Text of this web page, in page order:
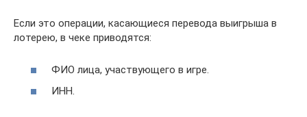
Если это операции, касающиеся перевода выигрыша в
лотерею, в чеке приводятся:
ФИО лица, участвующего в игре.
ИНН.